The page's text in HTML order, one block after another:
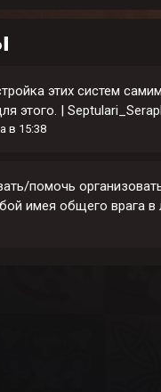
этих систем
этого. |
в 15:38
помочь
имея общего врага в